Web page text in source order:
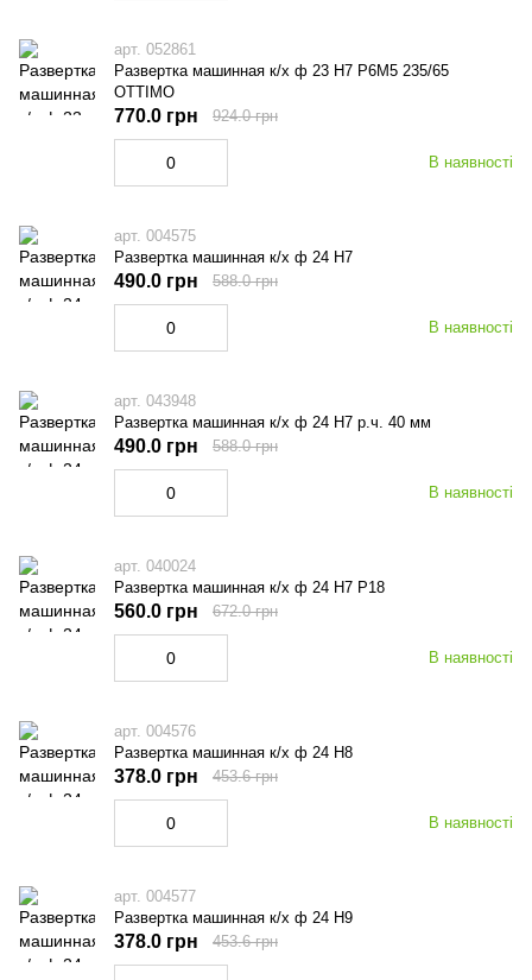
арт. 052861
Развертка машинная к/х ф 23 Н7 Р6М5 235/65
OTTIMO
В наявності
770.0 грн 924.0 грн
арт. 004575
Развертка машинная к/х ф 24 Н7
В наявності
490.0 грн 588.0 грн
арт. 043948
Развертка машинная к/х ф 24 Н7 р.ч. 40 мм
В наявності
490.0 грн 588.0 грн
арт. 040024
Развертка машинная к/х ф 24 Н7 Р18
В наявності
560.0 грн 672.0 грн
арт. 004576
Развертка машинная к/х ф 24 Н8
В наявності
378.0 грн 453.6 грн
арт. 004577
Развертка машинная к/х ф 24 Н9
378.0 грн 453.6 грн